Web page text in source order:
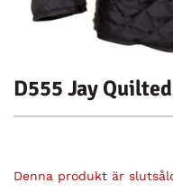
D555 Jay
Denna produkt är